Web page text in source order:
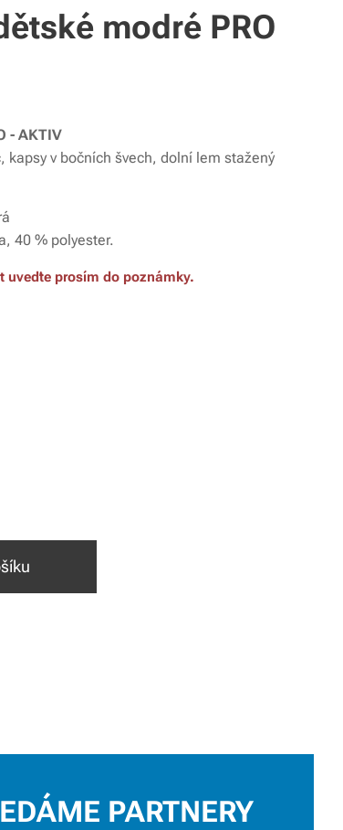
modré PRO
- AKTIV
kapsy v bočních švech, dolní lem stažený
40 % polyester.
uveďte prosím do poznámky.
PARTNERY